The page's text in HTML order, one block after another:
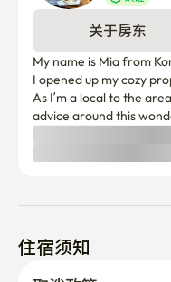
As I’m a local to the
advice around this
住宿须知
取消政策
如在24小时内未确认，
付款后24小时内可全额退